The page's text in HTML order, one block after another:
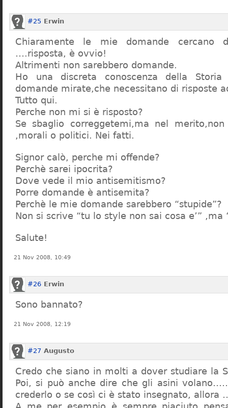
#25 Erwin
Chiaramente le mie domande cercano
….risposta, è ovvio!
Altrimenti non sarebbero domande.
Ho una discreta conoscenza della
domande mirate,che necessitano di risposte
Tutto qui.
Perche non mi si è risposto?
Se sbaglio correggetemi,ma nel
,morali o politici. Nei fatti.
Signor calò, perche mi offende?
Perchè sarei ipocrita?
Dove vede il mio antisemitismo?
Porre domande è antisemita?
Perchè le mie domande sarebbero “stupide”?
Non si scrive “tu lo style non sai cosa e’” ,ma
Salute!
21 Nov 2008, 10:49
#26 Erwin
Sono bannato?
21 Nov 2008, 12:19
#27 Augusto
Credo che siano in molti a dover studiare la
Poi, si può anche dire che gli asini
crederlo o se così ci è stato insegnato,